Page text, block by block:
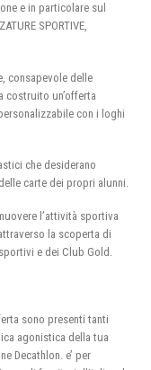
e in particolare sul
SPORTIVE,
consapevole delle
costruito un’offerta
con i loghi
che desiderano
carte dei propri alunni.
l’attività sportiva
la scoperta di
e dei Club Gold.
sono presenti tanti
agonistica della tua
Decathlon. e’ per